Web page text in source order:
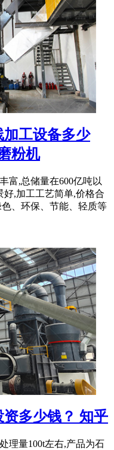
加工设备多少
粉机
富,总储量在600亿吨以
好,加工工艺简单,价格合
、环保、节能、轻质等
多少钱？ 知乎
理量100t左右,产品为石